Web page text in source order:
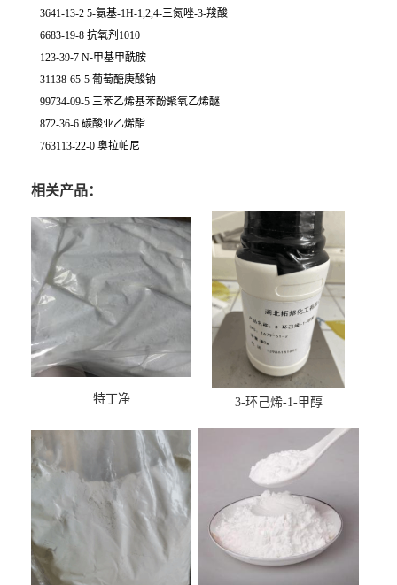
3641-13-2 5-氨基-1H-1,2,4-三氮唑-3-羧酸
6683-19-8 抗氧剂1010
123-39-7 N-甲基甲酰胺
31138-65-5 葡萄醣庚酸钠
99734-09-5 三苯乙烯基苯酚聚氧乙烯醚
872-36-6 碳酸亚乙烯酯
763113-22-0 奥拉帕尼
相关产品：
特丁净 3-环己烯-1-甲醇